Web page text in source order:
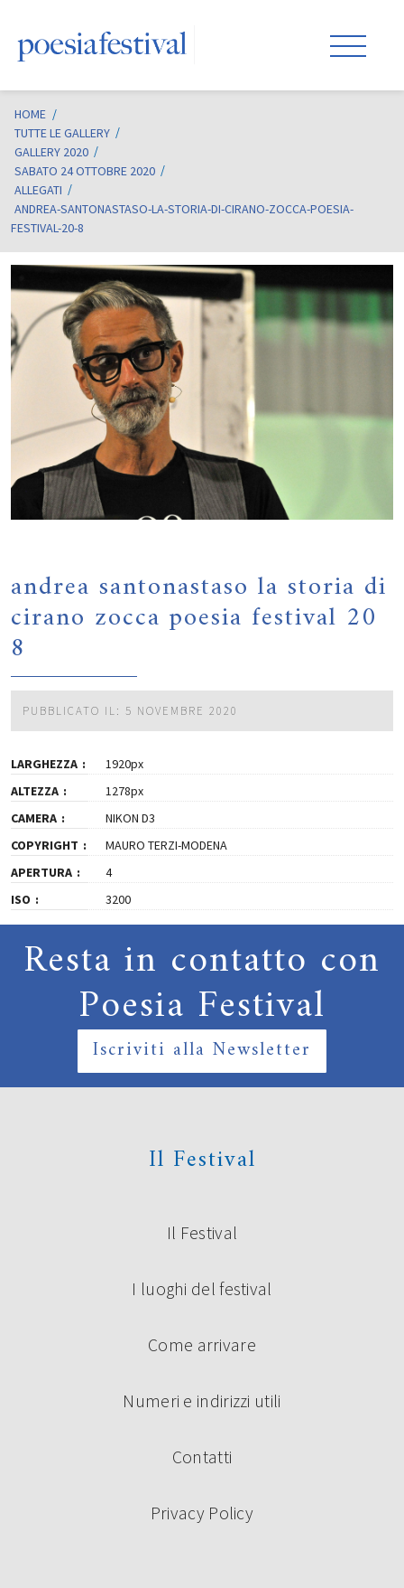
HOME /
TUTTE LE GALLERY
GALLERY 2020
SABATO 24 OTTOBRE 2020
ALLEGATI
ANDREA-SANTONASTASO-LA-STORIA-DI-CIRANO-ZOCCA-POESIA-
FESTIVAL-20-8
andrea santonastaso la storia di
cirano zocca poesia festival 20
8
PUBBLICATO IL: 5 NOVEMBRE 2020
LARGHEZZA
1920px
ALTEZZA
1278px
CAMERA
NIKON D3
COPYRIGHT
MAURO TERZI-MODENA
APERTURA
4
ISO
3200
Resta in contatto con
Poesia Festival
Iscriviti alla Newsletter
Il Festival
Il Festival
I luoghi del festival
Come arrivare
Numeri e indirizzi utili
Contatti
Privacy Policy